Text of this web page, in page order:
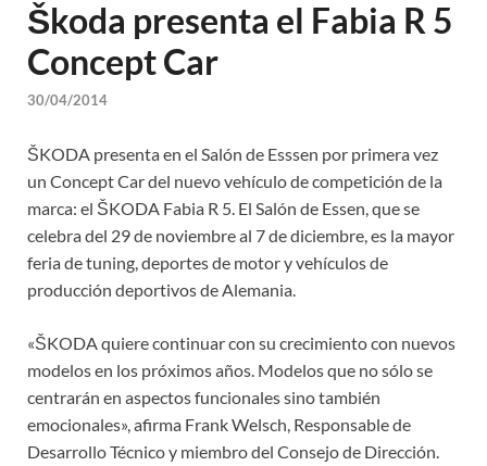
Škoda presenta el Fabia R 5
Concept Car
30/04/2014
ŠKODA presenta en el Salón de Esssen por primera vez
un Concept Car del nuevo vehículo de competición de la
marca: el ŠKODA Fabia R 5. El Salón de Essen, que se
celebra del 29 de noviembre al 7 de diciembre, es la mayor
feria de tuning, deportes de motor y vehículos de
producción deportivos de Alemania.
«ŠKODA quiere continuar con su crecimiento con nuevos
modelos en los próximos años. Modelos que no sólo se
centrarán en aspectos funcionales sino también
emocionales», afirma Frank Welsch, Responsable de
Desarrollo Técnico y miembro del Consejo de Dirección.